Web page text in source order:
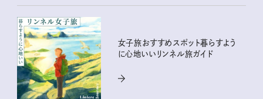
女子旅おすすめスポット暮らすよう
に心地いいリンネル旅ガイド